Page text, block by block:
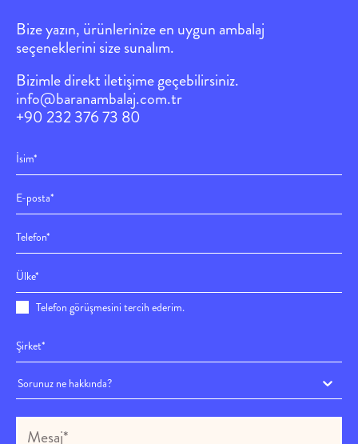
Bize yazın, ürünlerinize en uygun ambalaj
seçeneklerini size sunalım.
Bizimle direkt iletişime geçebilirsiniz.
info@baranambalaj.com.tr
+90 232 376 73 80
Telefon görüşmesini tercih ederim.
Sorunuz ne hakkında?